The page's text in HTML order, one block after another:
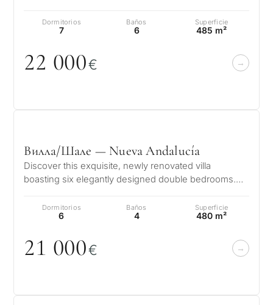
Dormitorios
7
Baños
6
Superficie
485 m²
22 000€
Вилла/Шале — Nueva Andalucía
Discover this exquisite, newly renovated villa
boasting six elegantly designed double bedrooms.
Dormitorios
6
Baños
4
Superficie
480 m²
21 000€